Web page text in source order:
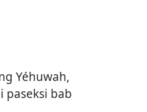
Yéhuwah,
paseksi bab